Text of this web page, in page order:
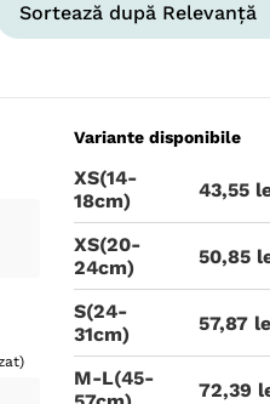
Sortează după Relevanță
Variante disponibile
XS(14-
18cm)
43,55
XS(20-
24cm)
50,85
S(24-
31cm)
57,87
M-L(45-
72,39